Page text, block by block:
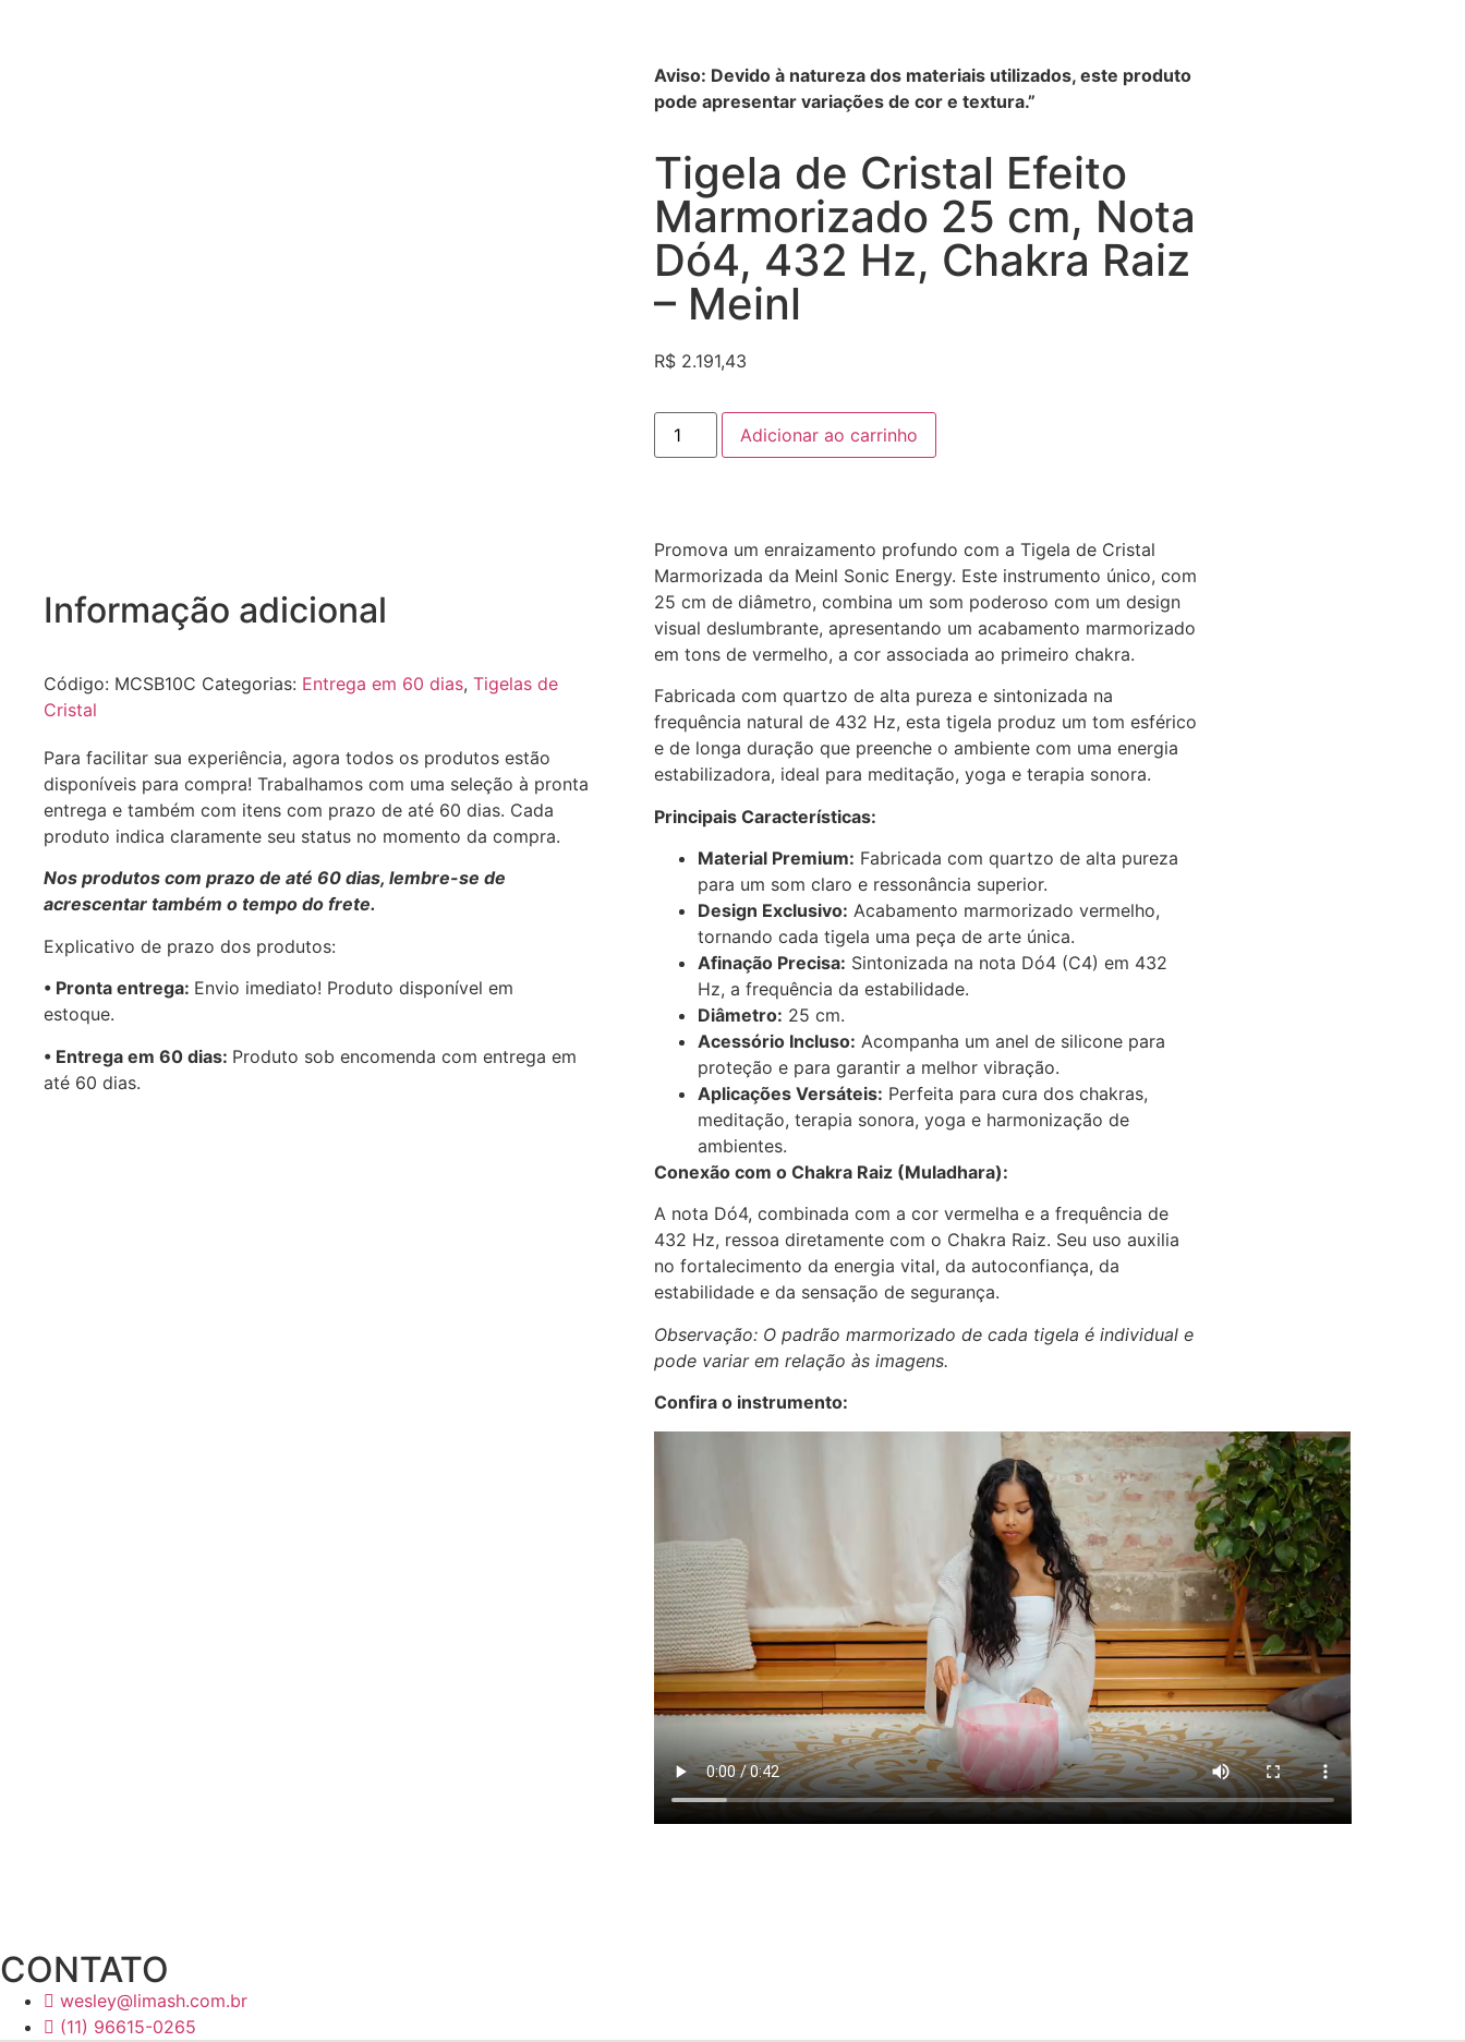
Informação adicional
Código: MCSB10C Categorias: Entrega em 60 dias, Tigelas de
Cristal
Para facilitar sua experiência, agora todos os produtos estão
disponíveis para compra! Trabalhamos com uma seleção à pronta
entrega e também com itens com prazo de até 60 dias. Cada
produto indica claramente seu status no momento da compra.
Nos produtos com prazo de até 60 dias, lembre-se de
acrescentar também o tempo do frete.
Explicativo de prazo dos produtos:
•⁠ ⁠Pronta entrega: Envio imediato! Produto disponível em
estoque.
•⁠ Entrega em 60 dias: Produto sob encomenda com entrega em
até 60 dias.
Aviso: Devido à natureza dos materiais utilizados, este produto
pode apresentar variações de cor e textura.”
Tigela de Cristal Efeito
Marmorizado 25 cm, Nota
Dó4, 432 Hz, Chakra Raiz
– Meinl
R$ 2.191,43
Adicionar ao carrinho
Promova um enraizamento profundo com a Tigela de Cristal
Marmorizada da Meinl Sonic Energy. Este instrumento único, com
25 cm de diâmetro, combina um som poderoso com um design
visual deslumbrante, apresentando um acabamento marmorizado
em tons de vermelho, a cor associada ao primeiro chakra.
Fabricada com quartzo de alta pureza e sintonizada na
frequência natural de 432 Hz, esta tigela produz um tom esférico
e de longa duração que preenche o ambiente com uma energia
estabilizadora, ideal para meditação, yoga e terapia sonora.
Principais Características:
Material Premium: Fabricada com quartzo de alta pureza
para um som claro e ressonância superior.
Design Exclusivo: Acabamento marmorizado vermelho,
tornando cada tigela uma peça de arte única.
Afinação Precisa: Sintonizada na nota Dó4 (C4) em 432
Hz, a frequência da estabilidade.
Diâmetro: 25 cm.
Acessório Incluso: Acompanha um anel de silicone para
proteção e para garantir a melhor vibração.
Aplicações Versáteis: Perfeita para cura dos chakras,
meditação, terapia sonora, yoga e harmonização de
ambientes.
Conexão com o Chakra Raiz (Muladhara):
A nota Dó4, combinada com a cor vermelha e a frequência de
432 Hz, ressoa diretamente com o Chakra Raiz. Seu uso auxilia
no fortalecimento da energia vital, da autoconfiança, da
estabilidade e da sensação de segurança.
Observação: O padrão marmorizado de cada tigela é individual e
pode variar em relação às imagens.
Confira o instrumento:
CONTATO
wesley@limash.com.br
(11) 96615-0265